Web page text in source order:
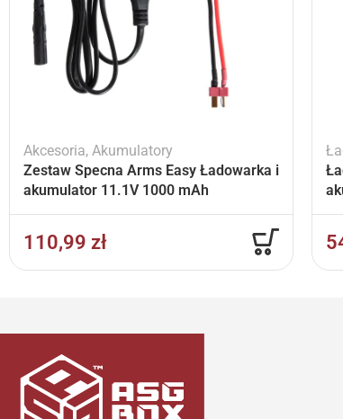
Akcesoria, Akumulatory
Zestaw Specna Arms Easy Ładowarka i
akumulator 11.1V 1000 mAh
110,99 zł